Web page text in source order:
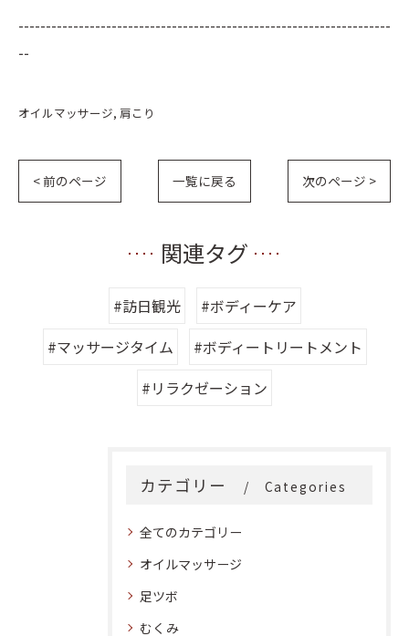
--------------------------------------------------------------------
--
オイルマッサージ 肩こり
< 前のページ 一覧に戻る 次のページ >
関連タグ
#訪日観光
#ボディーケア
#マッサージタイム
#ボディートリートメント
#リラクゼーション
カテゴリー Categories
全てのカテゴリー
オイルマッサージ
足ツボ
むくみ